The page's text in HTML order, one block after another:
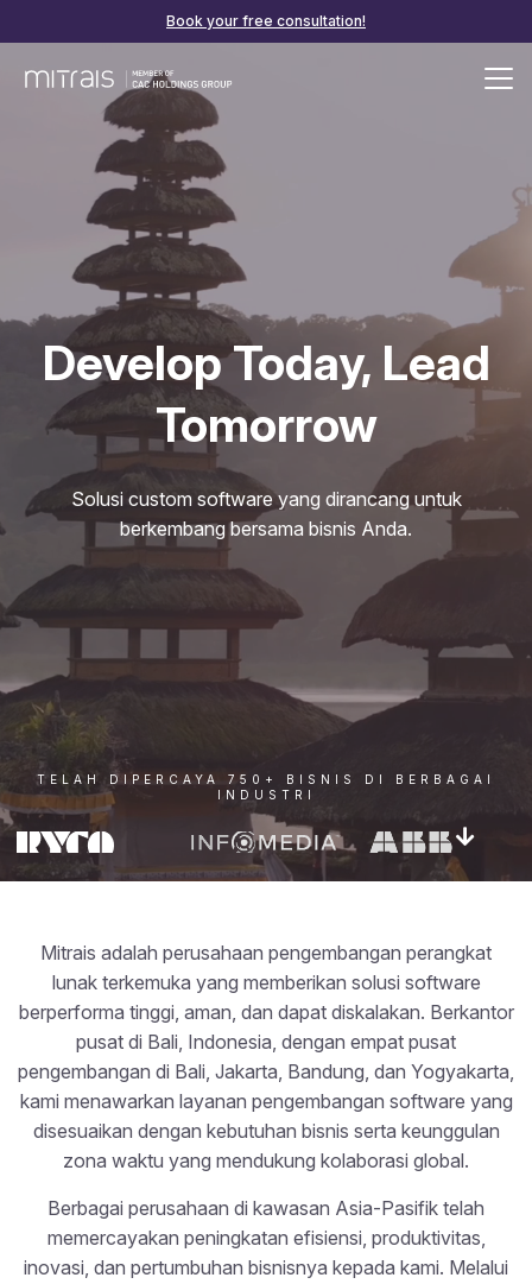
Book your free consultation!
Develop Today, Lead
Tomorrow
Solusi custom software yang dirancang untuk
berkembang bersama bisnis Anda.
TELAH DIPERCAYA 750+ BISNIS DI BERBAGAI
INDUSTRI
Mitrais adalah perusahaan pengembangan perangkat
lunak terkemuka yang memberikan solusi software
berperforma tinggi, aman, dan dapat diskalakan. Berkantor
pusat di Bali, Indonesia, dengan empat pusat
pengembangan di Bali, Jakarta, Bandung, dan Yogyakarta,
kami menawarkan layanan pengembangan software yang
disesuaikan dengan kebutuhan bisnis serta keunggulan
zona waktu yang mendukung kolaborasi global.
Berbagai perusahaan di kawasan Asia-Pasifik telah
memercayakan peningkatan efisiensi, produktivitas,
inovasi, dan pertumbuhan bisnisnya kepada kami. Melalui